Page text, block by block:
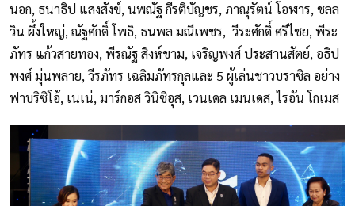
นอก, ธนาธิป แสงสังข์, นพณัฐ กีรติบัญชร, ภาณุรัตน์ โอฬาร, ชลล
วิน ผึ้งใหญ่, ณัฐศักดิ์ โพธิ, ธนพล มณีเพชร, วีระศักดิ์ ศรีไชย, พีระ
ภัทร แก้วสายทอง, พีรณัฐ สิงห์ขาม, เจริญพงศ์ ประสานสัตย์, อธิป
พงศ์ มุ่นพลาย, วีรภัทร เฉลิมภัทรกุลและ 5 ผู้เล่นชาวบราซิล อย่าง
ฟาบริซิโอ้, เนเน่, มาร์กอส วินิซิอุส, เวนเดล เมนเดส, ไรอัน โกเมส